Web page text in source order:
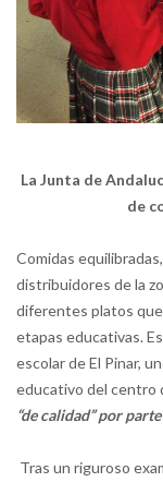
La Junta de
de
Comidas
distribuidores de la
diferentes platos que
etapas educativas.
escolar de El Pinar,
educativo del centro
“de calidad” por
Tras un riguroso